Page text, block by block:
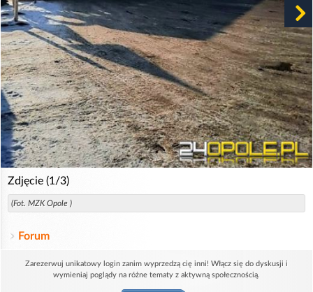
Zdjęcie (1/3)
(Fot. MZK Opole )
Forum
Zarezerwuj unikatowy login zanim wyprzedzą cię inni! Włącz się do dyskusji i
wymieniaj poglądy na różne tematy z aktywną społecznością.